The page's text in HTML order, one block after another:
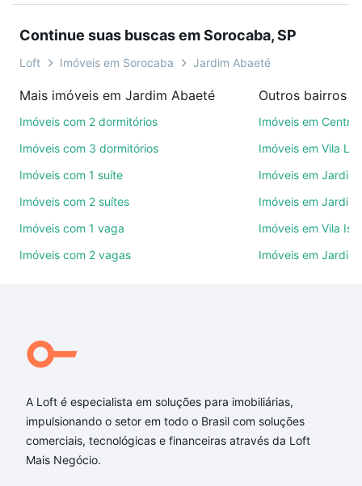
Sorocaba, SP para conquistar seu sonho. Agende
sem compromisso e você ainda conta com mais de
46 mil corretores e imobiliárias te ajudando na
Como escolher um imóvel?
Use barra de busca no topo para pesquisar por
também pode usar os filtros como quantidade de
quartos, suítes, com ou sem vaga de garagem para
combinar perfeitamente com o preço, metragem e
festas ou área verde e encontrar Imóveis à venda
Sorocaba, SP?
Imóveis à venda em Jardim Abaeté, Sorocaba, SP
que custam a partir de R$ 0 e com nossas opções
de financiamento imobiliário as parcelas podem se
adequar ao seu orçamento. Se ainda tem alguma
Continue suas buscas em Sorocaba, SP
Loft Imóveis em Sorocaba Jardim Abaeté
Mais imóveis em Jardim Abaeté
Imóveis com 2 dormitórios
Imóveis com 3 dormitórios
Imóveis com 1 suíte
Imóveis com 2 suítes
Imóveis com 1 vaga
Imóveis com 2 vagas
Outros bairros
Imóveis em Centro
Imóveis em Vila
Imóveis em Jardim
Imóveis em Jardim
Imóveis em Vila
Imóveis em Jardim
A Loft é especialista em soluções para imobiliárias,
impulsionando o setor em todo o Brasil com soluções
comerciais, tecnológicas e financeiras através da Loft
Mais Negócio.